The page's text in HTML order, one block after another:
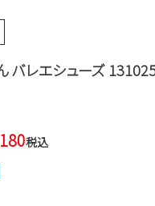
バレエシューズ
税込